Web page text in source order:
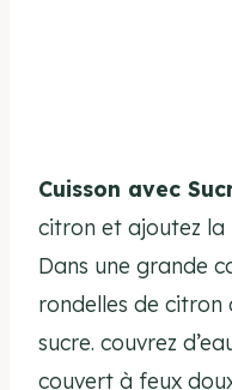
Cuisson avec
citron et ajoutez la
Dans une grande
rondelles de citron
sucre. couvrez
couvert à feux